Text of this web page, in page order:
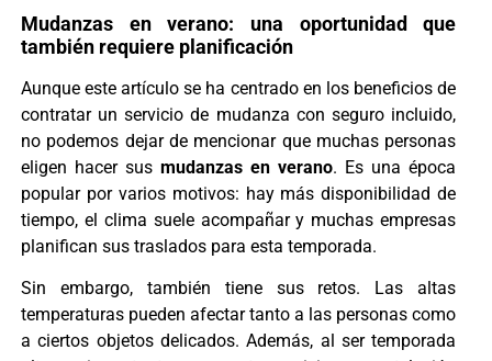
Mudanzas en verano: una oportunidad que
también requiere planificación
Aunque este artículo se ha centrado en los beneficios de
contratar un servicio de mudanza con seguro incluido,
no podemos dejar de mencionar que muchas personas
eligen hacer susmudanzas en verano. Es una época
popular por varios motivos: hay más disponibilidad de
tiempo, el clima suele acompañar y muchas empresas
planifican sus traslados para esta temporada.
Sin embargo, también tiene sus retos. Las altas
temperaturas pueden afectar tanto a las personas como
a ciertos objetos delicados. Además, al ser temporada